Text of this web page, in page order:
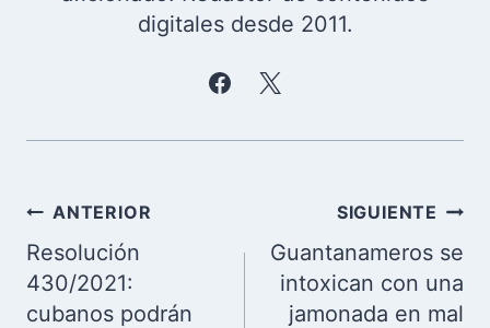
digitales desde 2011.
Navegación
de
entradas
ANTERIOR
Resolución
430/2021:
cubanos podrán
SIGUIENTE
Guantanameros se
intoxican con una
jamonada en mal